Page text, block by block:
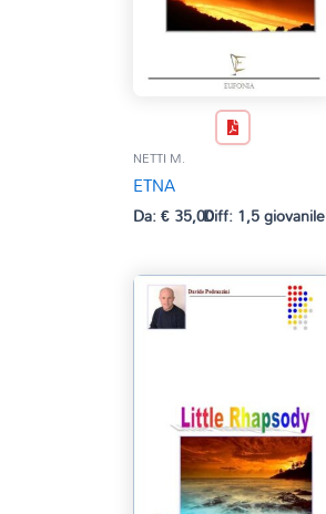
NETTI M.
ETNA
Da:€35,00Diff: 1,5 giovanile